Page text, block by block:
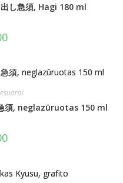
し急須, Hagi 180 ml
須, neglazūruotas 150 ml